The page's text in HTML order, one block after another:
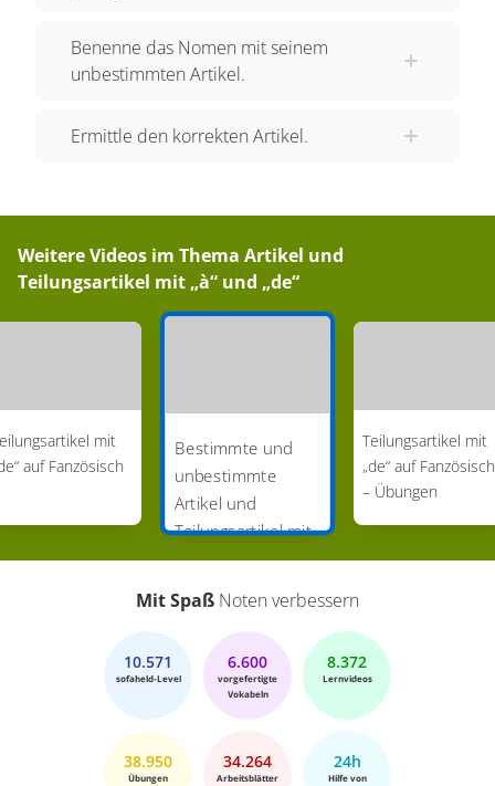
Benenne das Nomen mit seinem
unbestimmten Artikel.
Ermittle den korrekten Artikel.
Weitere Videos im Thema Artikel und
Teilungsartikel mit „à“ und „de“
mit
auf Fanzösisch
Bestimmte und
unbestimmte
Artikel und
Teilungsartikel mit
„de“ – Übungen
(Französisch)
Teilungsartikel mit
„de“ auf Fanzösisch
– Übungen
Mit Spaß Noten verbessern
10.571
sofaheld-Level
6.600
vorgefertigte
Vokabeln
8.372
Lernvideos
38.950
Übungen
34.264
Arbeitsblätter
24h
Hilfe von